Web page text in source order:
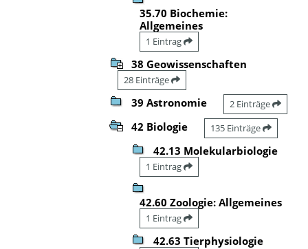
35.70 Biochemie:
Allgemeines
1 Eintrag
38 Geowissenschaften
28 Einträge
39 Astronomie 2 Einträge
42 Biologie 135 Einträge
42.13 Molekularbiologie
1 Eintrag
42.60 Zoologie: Allgemeines
1 Eintrag
42.63 Tierphysiologie